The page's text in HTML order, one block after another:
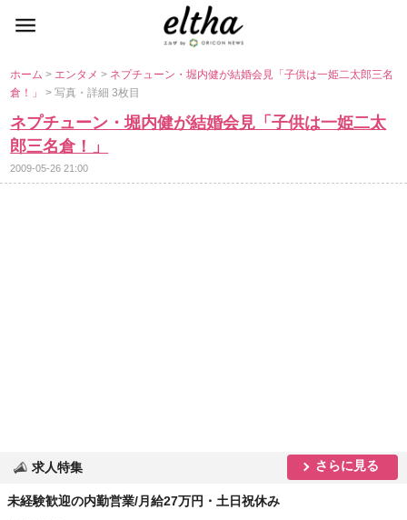
ホーム> エンタメ> ネプチューン・堀内健が結婚会見「子供は一姫二太郎三名
倉！」> 写真・詳細 3枚目
ネプチューン・堀内健が結婚会見「子供は一姫二太
郎三名倉！」
2009-05-26 21:00
求人特集 さらに見る
未経験歓迎の内勤営業/月給27万円・土日祝休み